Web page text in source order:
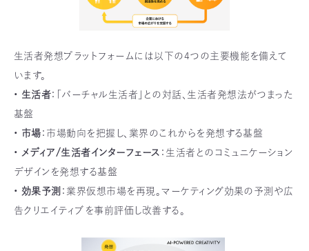
生活者発想プラットフォームには以下の4つの主要機能を備えて
います。
• 生活者：「バーチャル生活者」との対話、生活者発想法がつまった
基盤
• 市場 ：市場動向を把握し、業界のこれからを発想する基盤
• メディア/生活者インターフェース ：生活者とのコミュニケーション
デザインを発想する基盤
• 効果予測 ：業界仮想市場を再現。マーケティング効果の予測や広
告クリエイティブを事前評価し改善する。